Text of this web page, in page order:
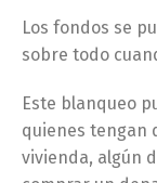
Los fondos se
sobre todo
Este blanqueo
quienes tengan
vivienda, algún